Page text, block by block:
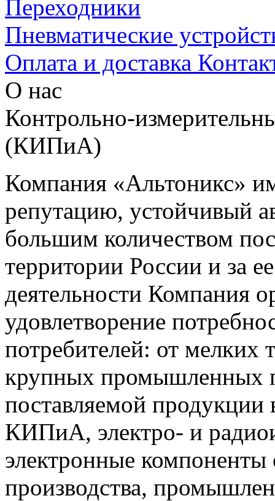
Переходники
Пневматические
Оплата и доставка
О нас
Контрольно-
(КИПиА)
Компания «Альтоникс»
репутацию, устойчивый
большим количеством
территории России и за
деятельности Компания
удовлетворение
потребителей: от мелких
крупных промышленных
поставляемой продукции
КИПиА, электро- и
электронные компоненты
производства,